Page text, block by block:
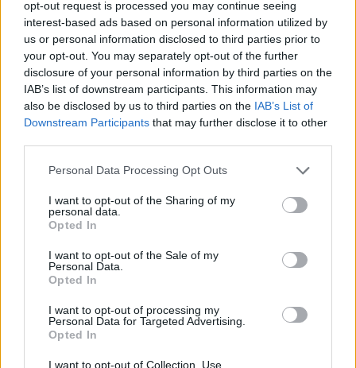
opt-out request is processed you may continue seeing
interest-based ads based on personal information utilized by
us or personal information disclosed to third parties prior to
your opt-out. You may separately opt-out of the further
disclosure of your personal information by third parties on the
IAB’s list of downstream participants. This information may
also be disclosed by us to third parties on the IAB’s List of
Downstream Participants that may further disclose it to other
Personal Data Processing Opt Outs
I want to opt-out of the Sharing of my
personal data.
Opted In
I want to opt-out of the Sale of my
Personal Data.
Opted In
I want to opt-out of processing my
Personal Data for Targeted Advertising.
Opted In
I want to opt-out of Collection, Use,
Растущая популярность чтения и книги на
русском как признак осознанности
Что в саду важнее: сила или хитрость?
Больше статей
Украина